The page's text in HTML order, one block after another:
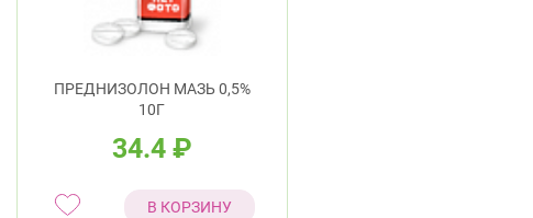
ПРЕДНИЗОЛОН МАЗЬ 0,5%
10Г
34.4 ₽
В КОРЗИНУ